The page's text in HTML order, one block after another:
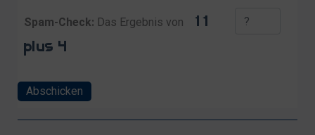
Spam-Check: Das Ergebnis von
Abschicken